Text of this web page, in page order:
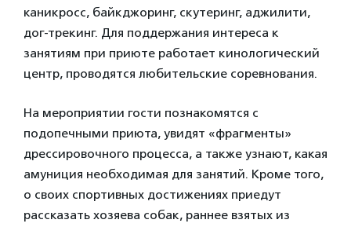
каникросс, байкджоринг, скутеринг, аджилити,
дог-трекинг. Для поддержания интереса к
занятиям при приюте работает кинологический
центр, проводятся любительские соревнования.
На мероприятии гости познакомятся с
подопечными приюта, увидят «фрагменты»
дрессировочного процесса, а также узнают, какая
амуниция необходимая для занятий. Кроме того,
о своих спортивных достижениях приедут
рассказать хозяева собак, раннее взятых из